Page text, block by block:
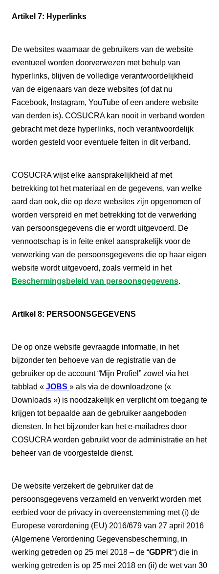
Artikel 7: Hyperlinks
De websites waarnaar de gebruikers van de website
eventueel worden doorverwezen met behulp van
hyperlinks, blijven de volledige verantwoordelijkheid
van de eigenaars van deze websites (of dat nu
Facebook, Instagram, YouTube of een andere website
van derden is). COSUCRA kan nooit in verband worden
gebracht met deze hyperlinks, noch verantwoordelijk
worden gesteld voor eventuele feiten in dit verband.
COSUCRA wijst elke aansprakelijkheid af met
betrekking tot het materiaal en de gegevens, van welke
aard dan ook, die op deze websites zijn opgenomen of
worden verspreid en met betrekking tot de verwerking
van persoonsgegevens die er wordt uitgevoerd. De
vennootschap is in feite enkel aansprakelijk voor de
verwerking van de persoonsgegevens die op haar eigen
website wordt uitgevoerd, zoals vermeld in het
Beschermingsbeleid van persoonsgegevens.
Artikel 8: PERSOONSGEGEVENS
De op onze website gevraagde informatie, in het
bijzonder ten behoeve van de registratie van de
gebruiker op de account “Mijn Profiel” zowel via het
tabblad « JOBS » als via de downloadzone («
Downloads ») is noodzakelijk en verplicht om toegang te
krijgen tot bepaalde aan de gebruiker aangeboden
diensten. In het bijzonder kan het e-mailadres door
COSUCRA worden gebruikt voor de administratie en het
beheer van de voorgestelde dienst.
De website verzekert de gebruiker dat de
persoonsgegevens verzameld en verwerkt worden met
eerbied voor de privacy in overeenstemming met (i) de
Europese verordening (EU) 2016/679 van 27 april 2016
(Algemene Verordening Gegevensbescherming, in
werking getreden op 25 mei 2018 – de “GDPR“) die in
werking getreden is op 25 mei 2018 en (ii) de wet van 30